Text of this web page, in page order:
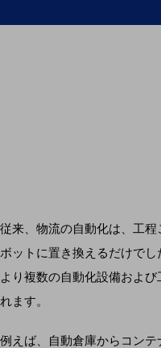
従来、物流の自動化は、工
ボットに置き換えるだけで
より複数の自動化設備およ
れます。
例えば、自動倉庫からコン